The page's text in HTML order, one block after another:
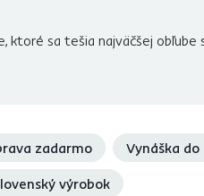
ktoré sa tešia najväčšej obľube
zadarmo Vynáška
výrobok